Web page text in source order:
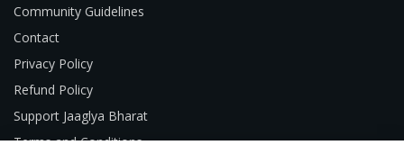
Community Guidelines
Contact
Privacy Policy
Refund Policy
Support Jaaglya Bharat
Terms and Conditions